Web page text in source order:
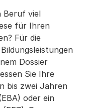
Beruf viel
für Ihren
Für die
Dossier
Sie Ihre
bis zwei Jahren
oder ein